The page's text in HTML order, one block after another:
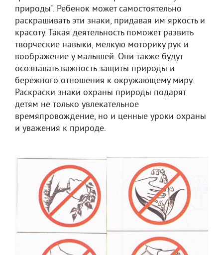
природы". Ребенок может самостоятельно
раскрашивать эти знаки, придавая им яркость и
красоту. Такая деятельность поможет развить
творческие навыки, мелкую моторику рук и
воображение у малышей. Они также будут
осознавать важность защиты природы и
бережного отношения к окружающему миру.
Раскраски знаки охраны природы подарят
детям не только увлекательное
времяпровождение, но и ценные уроки охраны
и уважения к природе.